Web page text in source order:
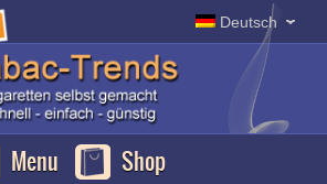
Deutsch
Menu
Shop